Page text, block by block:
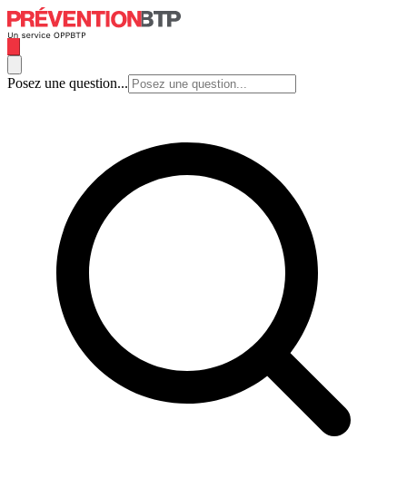
Posez une question...